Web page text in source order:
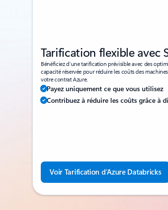
Tarification flexible avec
Bénéficiez d’une tarification prévisible avec des
capacité réservée pour réduire les coûts des
votre contrat Azure.
Payez uniquement ce que vous utilisez
Contribuez à réduire les coûts grâce à
Voir Tarification d’Azure Databricks